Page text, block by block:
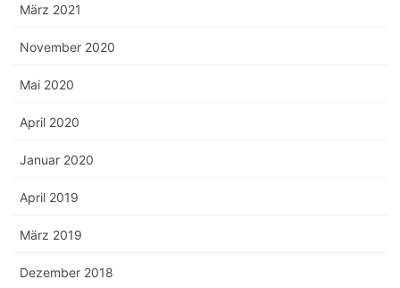
März 2021
November 2020
Mai 2020
April 2020
Januar 2020
April 2019
März 2019
Dezember 2018